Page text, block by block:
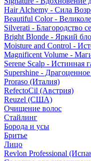
Hair Alchemy - Сила
Beautiful Color -
Silverati - Благородство
Bright Blonde - Яркий
Moisture and Control -
Magnificent Volume -
Serene Scalp - Истинная
Supershine -
Proraso (Италия)
RefectoCil (Австрия)
Reuzel (США)
Очищение волос
Стайлинг
Борода и усы
Бритье
Лицо
Revlon Professional